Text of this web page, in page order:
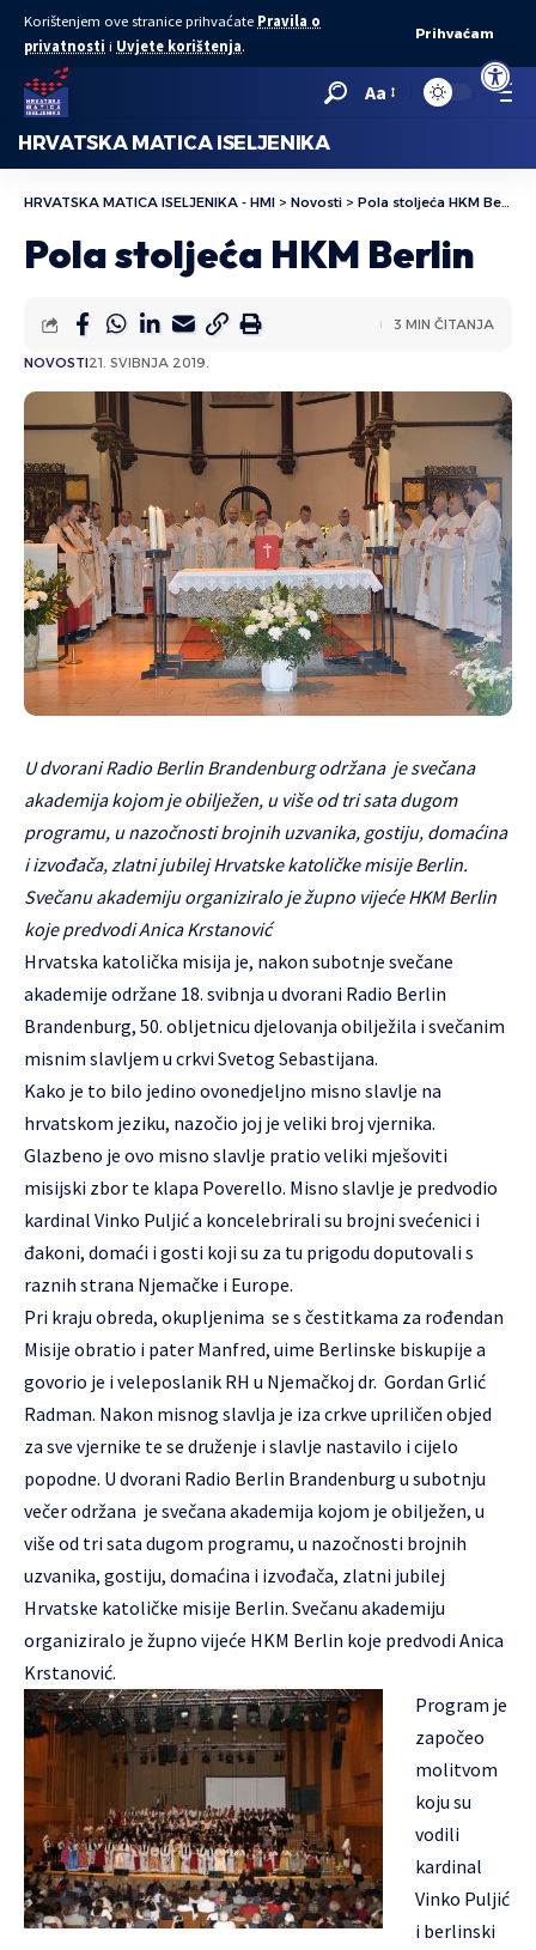
Open
Korištenjem ove stranice prihvaćate Pravila o
privatnosti i Uvjete korištenja.
Prihvaćam
Aa
HRVATSKA MATICA ISELJENIKA
HRVATSKA MATICA ISELJENIKA - HMI > Novosti > Pola stoljeća HKM Berlin
Pola stoljeća HKM Berlin
NOVOSTI21. SVIBNJA 2019.
3 MIN ČITANJA
U dvorani Radio Berlin Brandenburg održana je svečana
akademija kojom je obilježen, u više od tri sata dugom
programu, u nazočnosti brojnih uzvanika, gostiju, domaćina
i izvođača, zlatni jubilej Hrvatske katoličke misije Berlin.
Svečanu akademiju organiziralo je župno vijeće HKM Berlin
koje predvodi Anica Krstanović
Hrvatska katolička misija je, nakon subotnje svečane
akademije održane 18. svibnja u dvorani Radio Berlin
Brandenburg, 50. obljetnicu djelovanja obilježila i svečanim
misnim slavljem u crkvi Svetog Sebastijana.
Kako je to bilo jedino ovonedjeljno misno slavlje na
hrvatskom jeziku, nazočio joj je veliki broj vjernika.
Glazbeno je ovo misno slavlje pratio veliki mješoviti
misijski zbor te klapa Poverello. Misno slavlje je predvodio
kardinal Vinko Puljić a koncelebrirali su brojni svećenici i
đakoni, domaći i gosti koji su za tu prigodu doputovali s
raznih strana Njemačke i Europe.
Pri kraju obreda, okupljenima se s čestitkama za rođendan
Misije obratio i pater Manfred, uime Berlinske biskupije a
govorio je i veleposlanik RH u Njemačkoj dr. Gordan Grlić
Radman. Nakon misnog slavlja je iza crkve upriličen objed
za sve vjernike te se druženje i slavlje nastavilo i cijelo
popodne. U dvorani Radio Berlin Brandenburg u subotnju
večer održana je svečana akademija kojom je obilježen, u
više od tri sata dugom programu, u nazočnosti brojnih
uzvanika, gostiju, domaćina i izvođača, zlatni jubilej
Hrvatske katoličke misije Berlin. Svečanu akademiju
organiziralo je župno vijeće HKM Berlin koje predvodi Anica
Krstanović.
Program je
započeo
molitvom
koju su
vodili
kardinal
Vinko Puljić
i berlinski